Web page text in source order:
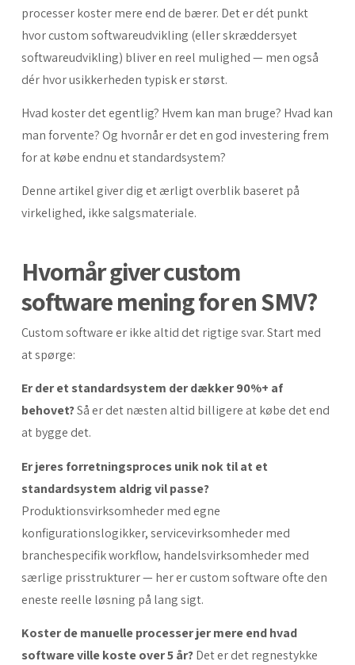
processer koster mere end de bærer. Det er dét punkt
hvor custom softwareudvikling (eller skræddersyet
softwareudvikling) bliver en reel mulighed — men også
dér hvor usikkerheden typisk er størst.
Hvad koster det egentlig? Hvem kan man bruge? Hvad kan
man forvente? Og hvornår er det en god investering frem
for at købe endnu et standardsystem?
Denne artikel giver dig et ærligt overblik baseret på
virkelighed, ikke salgsmateriale.
Hvornår giver custom
software mening for en SMV?
Custom software er ikke altid det rigtige svar. Start med
at spørge:
Er der et standardsystem der dækker 90%+ af
behovet?Så er det næsten altid billigere at købe det end
at bygge det.
Er jeres forretningsproces unik nok til at et
standardsystem aldrig vil passe?
Produktionsvirksomheder med egne
konfigurationslogikker, servicevirksomheder med
branchespecifik workflow, handelsvirksomheder med
særlige prisstrukturer — her er custom software ofte den
eneste reelle løsning på lang sigt.
Koster de manuelle processer jer mere end hvad
software ville koste over 5 år?Det er det regnestykke